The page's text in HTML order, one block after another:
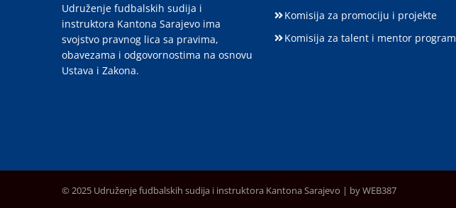
Udruženje fudbalskih sudija i
instruktora Kantona Sarajevo ima
svojstvo pravnog lica sa pravima,
obavezama i odgovornostima na osnovu
Ustava i Zakona.
Komisija za promociju i projekte
Komisija za talent i mentor program
© 2025 Udruženje fudbalskih sudija i instruktora Kantona Sarajevo | by WEB387